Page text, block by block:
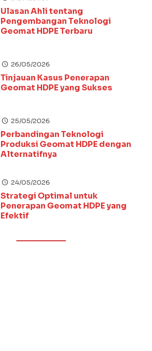
Ulasan Ahli tentang
Pengembangan Teknologi
Geomat HDPE Terbaru
26/05/2026
Tinjauan Kasus Penerapan
Geomat HDPE yang Sukses
25/05/2026
Perbandingan Teknologi
Produksi Geomat HDPE dengan
Alternatifnya
24/05/2026
Strategi Optimal untuk
Penerapan Geomat HDPE yang
Efektif